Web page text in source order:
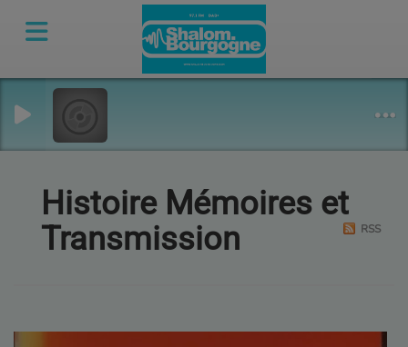
Histoire Mémoires et
Transmission
RSS